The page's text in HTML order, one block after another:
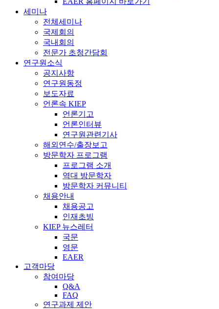
세미나
전체세미나
국제회의
국내회의
전문가 초청간담회
연구원소식
공지사항
연구원동정
보도자료
언론속 KIEP
언론기고
언론인터뷰
연구원관련기사
해외연수/출장보고
방문학자 프로그램
프로그램 소개
역대 방문학자
방문학자 커뮤니티
채용안내
채용공고
인재초빙
KIEP 뉴스레터
국문
영문
EAER
고객마당
참여마당
Q&A
FAQ
연구과제 제안